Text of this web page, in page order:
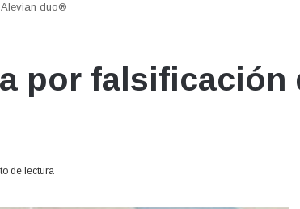
duo®
por
de lectura